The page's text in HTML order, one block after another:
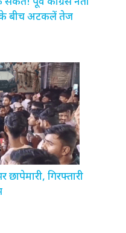
के बीच अटकलें तेज
गिरफ्तारी